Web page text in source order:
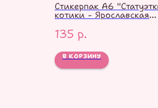
Стикерпак А6
котики - Ярославская
135 р.
В КОРЗИНУ